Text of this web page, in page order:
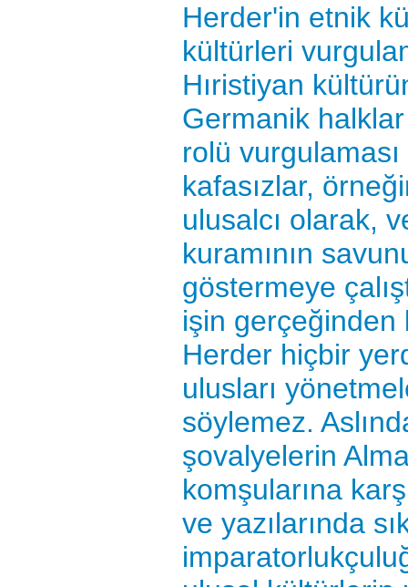
Herder'in etnik
kültürleri
Hıristiyan
Germanik
rolü
kafasızlar,
ulusalcı olarak,
kuramının
göstermeye
işin gerçeğinden
Herder hiçbir
ulusları
söylemez.
şovalyelerin
komşularına
ve yazılarında